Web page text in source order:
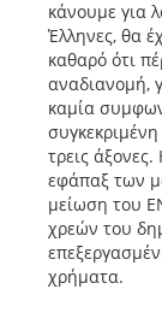
κάνουμε για
Έλληνες, θα
καθαρό ότι
αναδιανομή,
καμία
τρεις
εφάπαξ των
μείωση του
χρεών του
χρήματα.